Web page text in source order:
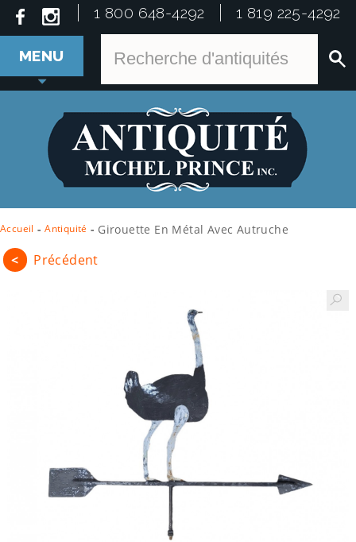
1 800 648-4292 1 819 225-4292
MENU
Accueil - Antiquité - Girouette En Métal Avec Autruche
< Précédent